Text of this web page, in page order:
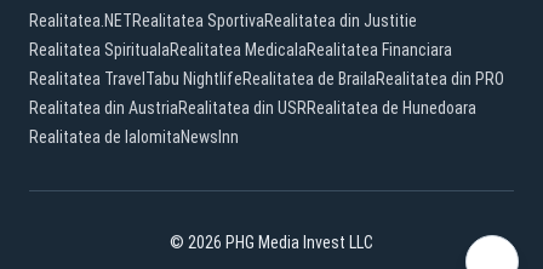
Realitatea.NETRealitatea SportivaRealitatea din Justitie
Realitatea SpiritualaRealitatea MedicalaRealitatea Financiara
Realitatea Travel Tabu NightlifeRealitatea de BrailaRealitatea din PRO
Realitatea din AustriaRealitatea din USRRealitatea de Hunedoara
Realitatea de IalomitaNewsInn
© 2026 PHG Media Invest LLC